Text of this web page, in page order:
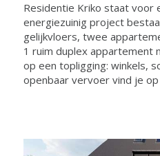
Residentie Kriko staat voor
energiezuinig project
gelijkvloers, twee
1 ruim duplex appartement
op een topligging: winkels,
openbaar vervoer vind je op